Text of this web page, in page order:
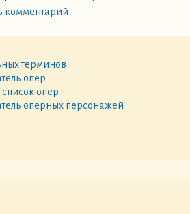
комментарий
терминов
опер
опер
оперных персонажей